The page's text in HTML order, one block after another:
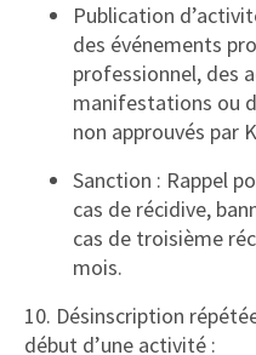
Publication
des événements
professionnel, des
manifestations ou
non approuvés par
Sanction : Rappel
cas de récidive,
cas de troisième
mois.
10. Désinscription
début d’une activité :